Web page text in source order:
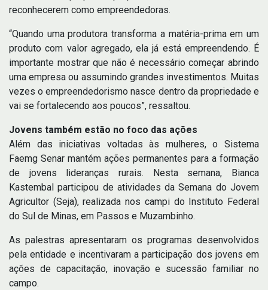
reconhecerem como empreendedoras.
“Quando uma produtora transforma a matéria-prima em um
produto com valor agregado, ela já está empreendendo. É
importante mostrar que não é necessário começar abrindo
uma empresa ou assumindo grandes investimentos. Muitas
vezes o empreendedorismo nasce dentro da propriedade e
vai se fortalecendo aos poucos”, ressaltou.
Jovens também estão no foco das ações
Além das iniciativas voltadas às mulheres, o Sistema
Faemg Senar mantém ações permanentes para a formação
de jovens lideranças rurais. Nesta semana, Bianca
Kastembal participou de atividades da Semana do Jovem
Agricultor (Seja), realizada nos campi do Instituto Federal
do Sul de Minas, em Passos e Muzambinho.
As palestras apresentaram os programas desenvolvidos
pela entidade e incentivaram a participação dos jovens em
ações de capacitação, inovação e sucessão familiar no
campo.